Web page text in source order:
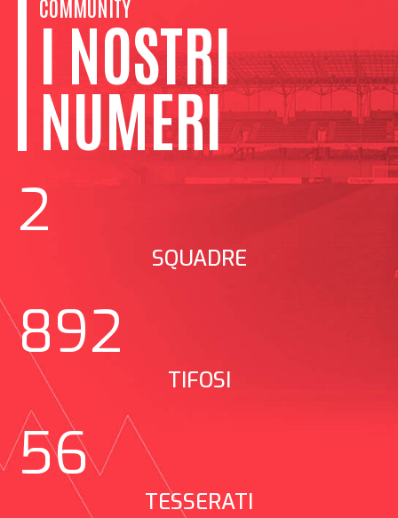
COMMUNITY
I NOSTRI
NUMERI
2
SQUADRE
892
TIFOSI
56
TESSERATI